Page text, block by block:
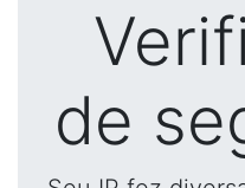
de